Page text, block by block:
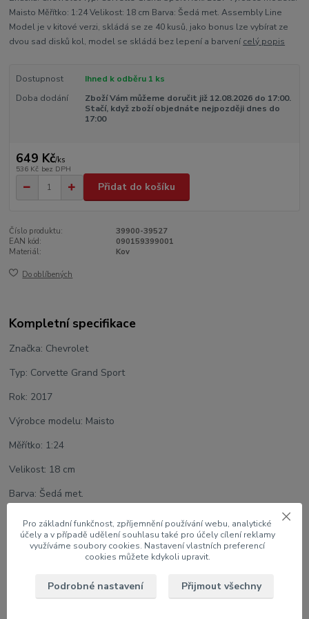
Maisto Měřítko: 1:24 Velikost: 18 cm Barva: Šedá met. Assembly Line
Model je v kitové verzi, skládá se ze 40 kusů, jako bonus lze vybírat ze
dvou sad disků kol, model se skládá bez lepení a barvení celý popis
Dostupnost
Ihned k odběru 1 ks
Doba dodání
Zboží Vám můžeme doručit již 12.08.2026 do 17:00.
Stačí, když zboží objednáte nejpozději dnes do
17:00
649 Kč/ks
536 Kč bez DPH
Přidat do košíku
Číslo produktu:
39900-39527
EAN kód:
090159399001
Materiál:
Kov
Do oblíbených
Kompletní specifikace
Značka: Chevrolet
Typ: Corvette Grand Sport
Rok: 2017
Výrobce modelu: Maisto
Měřítko: 1:24
Velikost: 18 cm
Barva: Šedá met.
Assembly Line
Model je v kitové verzi, skládá se ze 40 kusů, jako bonus lze
vybírat ze dvou sad disků kol, model se skládá bez lepení a
Pro základní funkčnost, zpříjemnění používání webu, analytické
účely a v případě udělení souhlasu také pro účely cílení reklamy
využíváme soubory cookies. Nastavení vlastních preferencí
cookies můžete kdykoli upravit.
Podrobné nastavení Přijmout všechny